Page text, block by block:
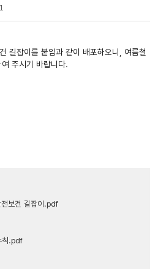
길잡이를 붙임과 같이 배포하오니, 여름철
주시기 바랍니다.
보건 길잡이.pdf
칙.pdf